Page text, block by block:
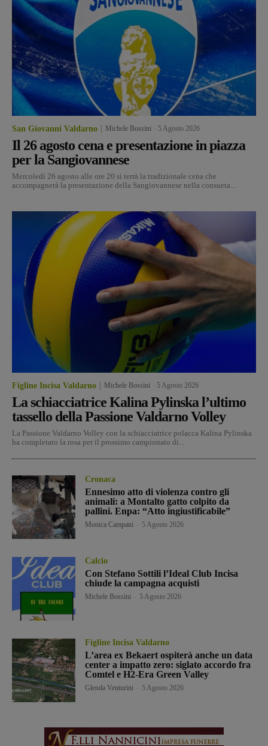
San Giovanni Valdarno Michele Bossini 5 Agosto 2026
Il 26 agosto cena e presentazione in piazza
per la Sangiovannese
Mercoledì 26 agosto alle ore 20 si terrà la tradizionale cena che
accompagnerà la presentazione della Sangiovannese nella consueta...
Figline Incisa Valdarno Michele Bossini 5 Agosto 2026
La schiacciatrice Kalina Pylinska l’ultimo
tassello della Passione Valdarno Volley
La Passione Valdarno Volley con la schiacciatrice polacca Kalina Pylinska
ha completato la rosa per il prossimo campionato di...
Cronaca
Ennesimo atto di violenza contro gli
animali: a Montalto gatto colpito da
pallini. Enpa: “Atto ingiustificabile”
Monica Campani 5 Agosto 2026
Calcio
Con Stefano Sottili l’Ideal Club Incisa
chiude la campagna acquisti
Michele Bossini 5 Agosto 2026
Figline Incisa Valdarno
L’area ex Bekaert ospiterà anche un data
center a impatto zero: siglato accordo fra
Comtel e H2-Era Green Valley
Glenda Venturini 5 Agosto 2026